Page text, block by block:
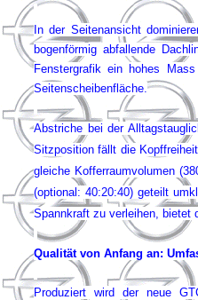
In der Seitenansicht
bogenförmig abfallende
Fenstergrafik ein hohes
Seitenscheibenfläche.
Abstriche bei der
Sitzposition fällt die
gleiche Kofferraumvolumen
(optional: 40:20:40) geteilt
Spannkraft zu verleihen, bietet
Qualität von Anfang an:
Produziert wird der neue